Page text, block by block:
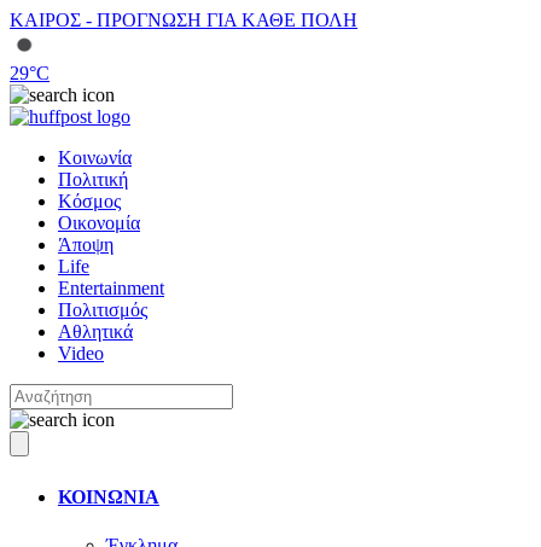
ΚΑΙΡΟΣ - ΠΡΟΓΝΩΣΗ ΓΙΑ ΚΑΘΕ ΠΟΛΗ
29°C
Κοινωνία
Πολιτική
Κόσμος
Οικονομία
Άποψη
Life
Entertainment
Πολιτισμός
Αθλητικά
Video
ΚΟΙΝΩΝΙΑ